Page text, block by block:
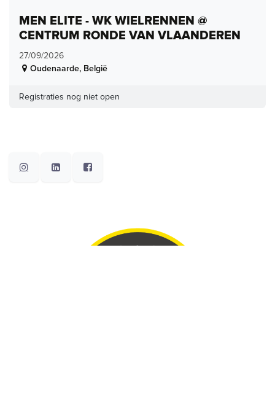
MEN ELITE - WK WIELRENNEN @
CENTRUM RONDE VAN VLAANDEREN
27/09/2026
Oudenaarde, België
Registraties nog niet open